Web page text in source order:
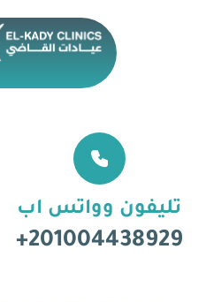
تليفون وواتس اب
201004438929+